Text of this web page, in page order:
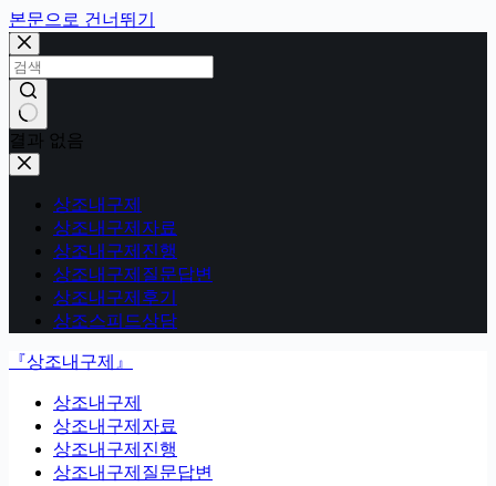
본문으로 건너뛰기
결과 없음
상조내구제
상조내구제자료
상조내구제진행
상조내구제질문답변
상조내구제후기
상조스피드상담
『상조내구제』
상조내구제
상조내구제자료
상조내구제진행
상조내구제질문답변